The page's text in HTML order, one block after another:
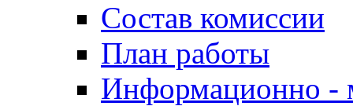
Состав комиссии
План работы
Информационно -